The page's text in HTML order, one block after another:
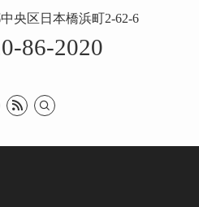
央区日本橋浜町2-62-6
86-2020